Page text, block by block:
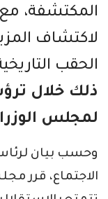
المكتشفة،
لاكتشاف
الحقب
ذلك خلال
لمجلس
وحسب بيان
الاجتماع، قرر